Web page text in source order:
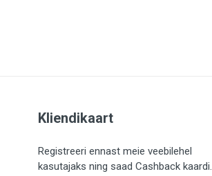
Kliendikaart
Registreeri ennast meie veebilehel
kasutajaks ning saad Cashback kaardi.